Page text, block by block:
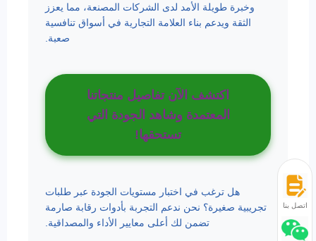
وخبرة طويلة الأمد لدى الشركات المصنعة، مما يعزز
الثقة ويدعم بناء العلامة التجارية في أسواق تنافسية
صعبة.
اكتشف الآن تفاصيل منتجاتنا
المعتمدة وشاهد الجودة التي
تستحقها!
هل ترغب في اختبار مستويات الجودة عبر طلبات
تجريبية صغيرة؟ نحن ندعم التجربة بأدوات رقابة صارمة
تضمن لك أعلى معايير الأداء والمصداقية.
اتصل بنا